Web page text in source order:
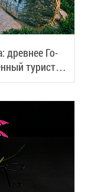
древ­нее Го­
ту­ри­сти­